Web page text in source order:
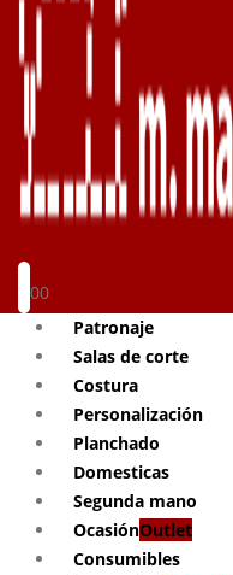
00
Patronaje
Salas de corte
Costura
Personalización
Planchado
Domesticas
Segunda mano
OcasiónOutlet
Consumibles